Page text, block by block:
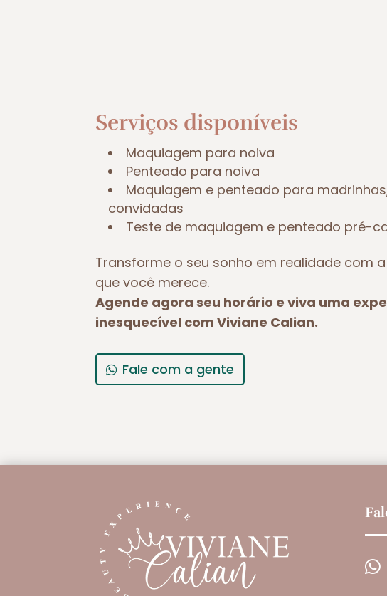
Serviços disponíveis
Maquiagem para noiva
Penteado para noiva
Maquiagem e penteado para
convidadas
Teste de maquiagem e penteado pré-
Transforme o seu sonho em realidade com
que você merece.
Agende agora seu horário e viva uma
inesquecível com Viviane Calian.
Fale com a gente
